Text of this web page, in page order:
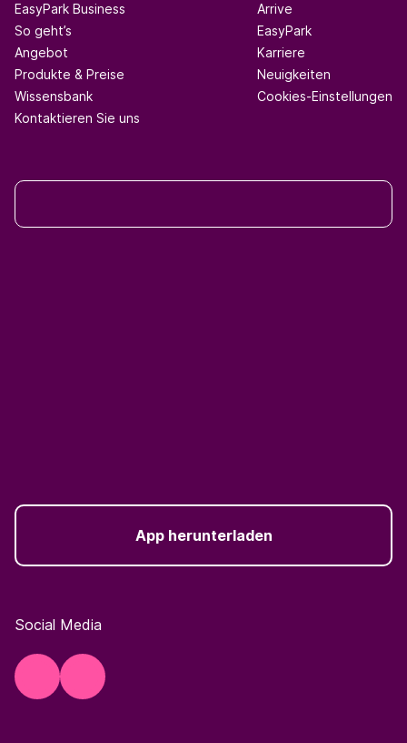
EasyPark Business
So geht’s
Angebot
Produkte & Preise
Wissensbank
Kontaktieren Sie uns
Arrive
EasyPark
Karriere
Neuigkeiten
Cookies-Einstellungen
App herunterladen
Social Media